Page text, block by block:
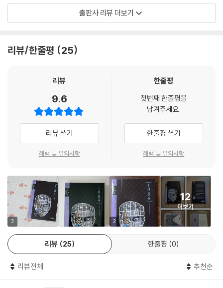
새말의 궁극적인 목적이 사고의 폭을 좁히는 것임을 모르겠는가? 결국에
는 사상죄를 저지르는 일 자체가 불가능해질 걸세. 그런 불경한 사상을 표
--- p.74
이 모든 일이 불과 삼십 초 안에 일어났다. 얼굴에 을 드러내지 않는 것이
타고난 습관처럼 굳어졌기 때문에 텔레스크린 앞에서 태연함을 유지하기
란 어렵지 않았다. 그럼에도 윈스턴은 하마터면 놀란 내색을 할 뻔했다. 넘
어진 여자를 일으키는 그 짧은 순간에 윈스턴의 손에 무언가가 살짝 미끄
러져 들어왔기 때문이다. 여자의 행동은 철저히 계획된 게 분명했다. 무언
가 작고 납작한 물건이었다. 윈스턴은 화장실 안으로 들어서면서 그 물건
을 주머니에 넣고 손가락 끝으로 감촉을 느껴 보았다. 네모반듯하게 접은
--- p.145
윈스턴은 잠시 읽기를 멈췄다. 아득히 먼 곳에서 로켓 폭탄의 폭발음이 들
려왔다. 텔레스크린이 없는 방에서 혼자 금서를 읽고 있다는 기쁨은 잦아
부드러움. 거기 한데 어우러진 고독과 편안함이라는 감각을 온몸으로 누렸
다. 그 책은 단숨에 윈스턴을 사로잡았다. 아니, 책이 윈스턴의 마음을 북돋
워 주었다고 하는 편이 옳은 표현일 것이다.
판매량이 약 60배, 2017년 도널드 트럼프 미국 대통령이 취임했을 당시
에는 약 95배 급증했다. 또한 전 세계적으로 정치적인 긴장이 높아지는 지
쳐진다. 배경은 ‘빅 브라더’가 지배하고 영국 사회주의(영사)를 통치 이념
당이 내건 슬로건인 ‘전쟁은 평화, 자유는 예속, 무지는 힘’이다. 이 통치 이
념을 영속시키기 위해 당은 끊임없이 ‘늘 전쟁이 벌어지고 있으며, 당이 국
민을 보호하기에 평화가 유지된다’고 선전한다. ‘무지는 힘’을 강화하기 위
해 최근 신문 기사를 조작한다. 또한 사람들의 생각을 단순화·획일화하기
위해 ‘새말’을 만들어 보급한다.
“빅 브라더가 당신을 지켜보고 있다”
오웰은 감시 사회를 예견한 작가다.《1984》가 현재까지도 널리 읽히는 이
유는 소설 속 ‘빅 브라더’가 데이터 감시와 국가 감시에서 벗어날 수 없는
현실과 겹쳐 보이기 때문이다.
소설에서는 텔레스크린과 사상경찰이 감시 체계로 작동한다. 24시간 개
언제 어디서 사상경찰이 염탐하고 있을지 아무도 알지 못한다.
출판사 리뷰 더보기
리뷰/한줄평 25
리뷰
9.6
리뷰 쓰기
혜택 및 유의사항
한줄평
첫번째 한줄평을
남겨주세요.
한줄평 쓰기
혜택 및 유의사항
3 2
12
더보기
리뷰 25 한줄평 0
리뷰전체 추천순